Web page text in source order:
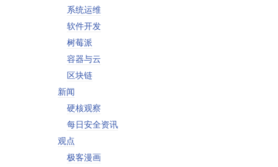
系统运维
软件开发
树莓派
容器与云
区块链
新闻
硬核观察
每日安全资讯
观点
极客漫画